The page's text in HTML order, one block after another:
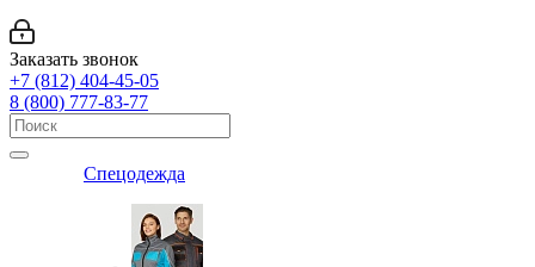
Заказать звонок
+7 (812) 404-45-05
8 (800) 777-83-77
Спецодежда